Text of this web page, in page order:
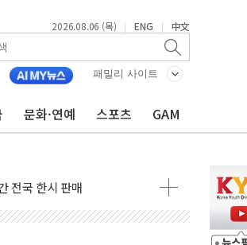
2026.08.06 (목) | ENG | 中文
패밀리 사이트
문화·연예 스포츠 GAM
카 발동
기여도 일반 2배